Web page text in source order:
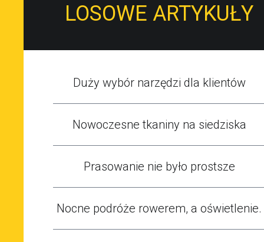
LOSOWE ARTYKUŁY
Duży wybór narzędzi dla klientów
Nowoczesne tkaniny na siedziska
Prasowanie nie było prostsze
Nocne podróże rowerem, a oświetlenie.